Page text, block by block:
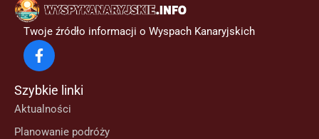
Twoje źródło informacji o Wyspach Kanaryjskich
Szybkie linki
Aktualności
Planowanie podróży